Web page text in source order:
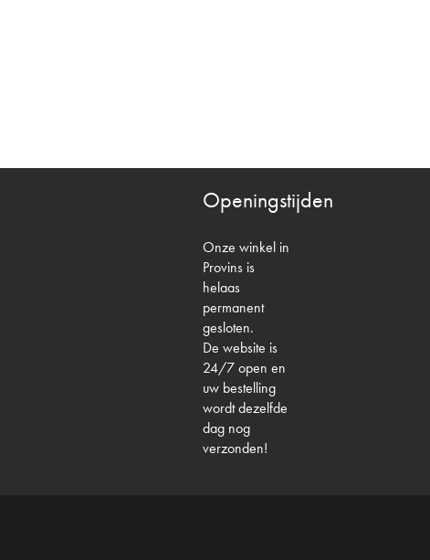
Openingstijden
Onze winkel in
Provins is
helaas
permanent
gesloten.
De website is
24/7 open en
uw bestelling
wordt dezelfde
dag nog
verzonden!